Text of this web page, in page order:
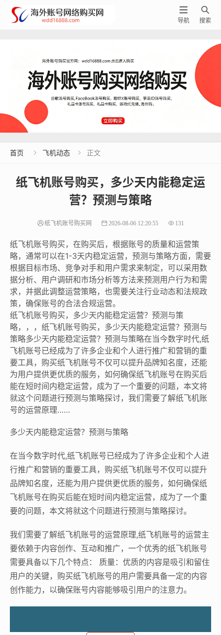

搜索

导航
首页  飞机动态  正文
纸飞机账号购买，多少天内能稳定运
营？预测与策略
纸飞机账号购买网 2026-08-06 12:20:55 131
纸飞机账号购买，在购买后，根据账号的质量和运营策
略，通常可以在1-3天内稳定运营，预测与策略方面，需要
根据目标市场、竞争对手和用户需求来制定，可以采用数
据分析、用户调研和市场分析等方法来预测用户行为和需
求，并据此调整运营策略，也需要关注行业动态和法规政
策，确保账号的合法合规运营。
纸飞机账号购买，多少天内能稳定运营？预测与策
略，，，纸飞机账号购买，多少天内能稳定运营？预测与
策略多少天内能稳定运营？预测与策略在当今数字时代,纸
飞机账号已经成为了许多企业和个人进行推广和营销的重
要工具，购买纸飞机账号不仅可以提升品牌知名度，还能
为用户提供更优质的服务，如何确保纸飞机账号在购买后
能在短时间内稳定运营，成为了一个重要的问题，本文将
就这个问题进行预测与策略探讨，我们需要了解纸飞机账
号的运营原理……
多少天内能稳定运营？预测与策略
在当今数字时代,纸飞机账号已经成为了许多企业和个人进
行推广和营销的重要工具，购买纸飞机账号不仅可以提升
品牌知名度，还能为用户提供更优质的服务，如何确保纸
飞机账号在购买后能在短时间内稳定运营，成为了一个重
要的问题，本文将就这个问题进行预测与策略探讨。
我们需要了解纸飞机账号的运营原理,纸飞机账号的运营主
要依赖于内容创作、互动和推广，一个优秀的纸飞机账号
需要具备以下几个特点： 质量：优质的内容是吸引和留住
用户的关键，购买纸飞机账号的用户需要具备一定的内容
创作能力，以确保账号内容能够吸引用户的注意力。